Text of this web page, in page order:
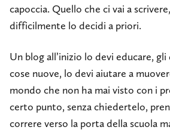
capoccia. Quello che ci vai a
difficilmente lo decidi a priori.
Un blog all’inizio lo devi educare, gli
cose nuove, lo devi aiutare a
mondo che non ha mai visto con i
certo punto, senza chiedertelo,
correre verso la porta della scuola